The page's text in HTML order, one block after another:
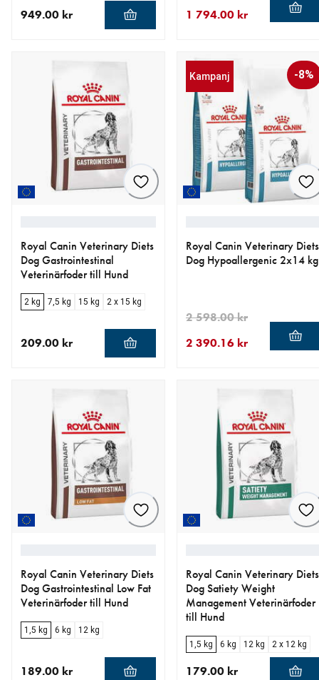
949.00 kr 1 794.00 kr
Royal Canin Veterinary Diets
Dog Gastrointestinal
Veterinärfoder till Hund
2 kg 7,5 kg 15 kg 2 x 15 kg
209.00 kr
Kampanj -8%
Royal Canin Veterinary Diets
Dog Hypoallergenic 2x14 kg
2 390.16 kr
2 598.00 kr
Royal Canin Veterinary Diets
Dog Gastrointestinal Low Fat
Veterinärfoder till Hund
1,5 kg 6 kg 12 kg
189.00 kr
Royal Canin Veterinary Diets
Dog Satiety Weight
Management Veterinärfoder
till Hund
1,5 kg 6 kg 12 kg 2 x 12 kg
179.00 kr